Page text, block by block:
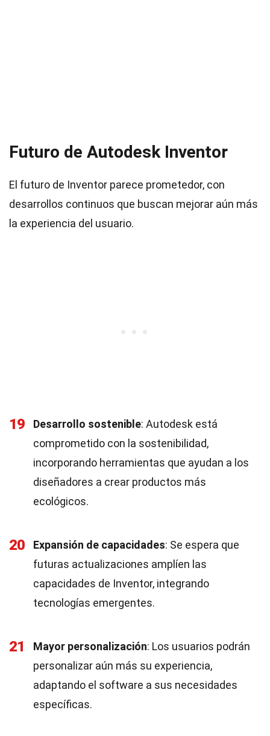
Futuro de Autodesk Inventor
El futuro de Inventor parece prometedor, con
desarrollos continuos que buscan mejorar aún más
la experiencia del usuario.
19 Desarrollo sostenible: Autodesk está
comprometido con la sostenibilidad,
incorporando herramientas que ayudan a los
diseñadores a crear productos más
ecológicos.
20 Expansión de capacidades: Se espera que
futuras actualizaciones amplíen las
capacidades de Inventor, integrando
tecnologías emergentes.
21 Mayor personalización: Los usuarios podrán
personalizar aún más su experiencia,
adaptando el software a sus necesidades
específicas.